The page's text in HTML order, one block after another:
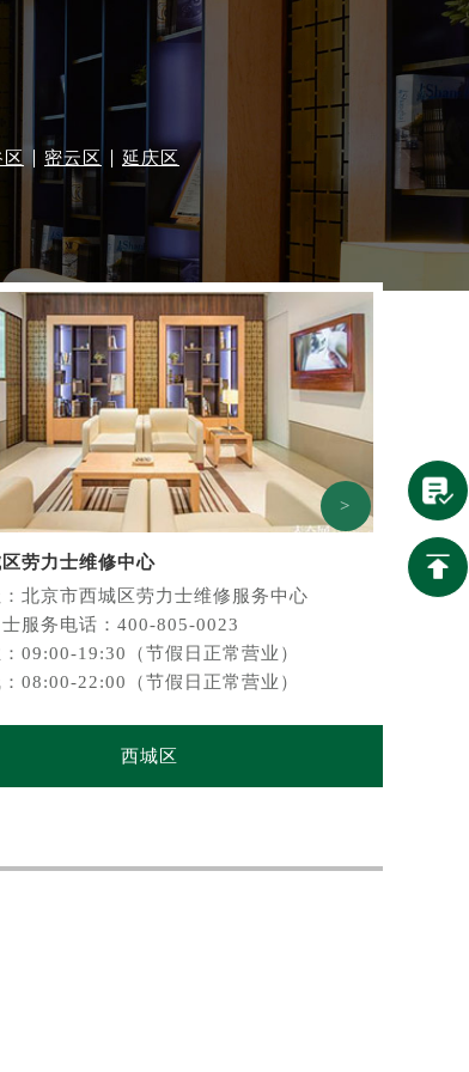
密云区 延庆区
劳力士维修中心
北京市西城区劳力士维修服务中心
服务电话：400-805-0023
09:00-19:30（节假日正常营业）
08:00-22:00（节假日正常营业）
西城区
北京
服务
>